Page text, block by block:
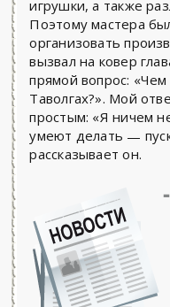
игрушки, а также
Поэтому мастера
организовать
вызвал на ковер
прямой вопрос:
Таволгах?». Мой
простым: «Я ничем
умеют делать —
рассказывает он.